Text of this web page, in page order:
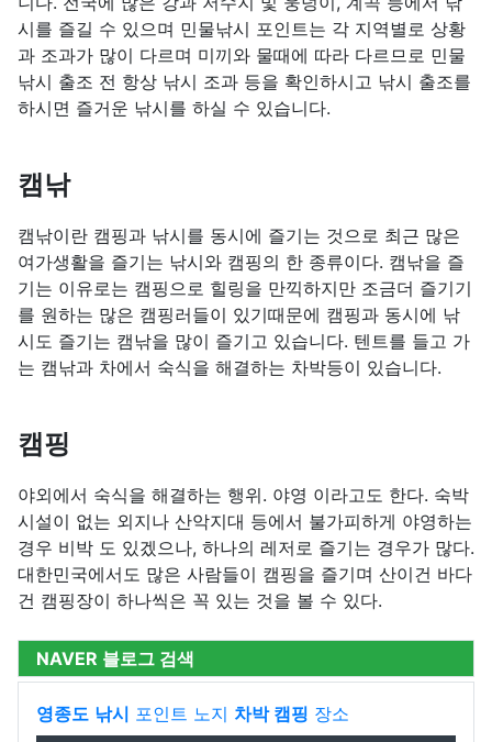
시를 즐길 수 있으며 민물낚시 포인트는 각 지역별로 상황
과 조과가 많이 다르며 미끼와 물때에 따라 다르므로 민물
낚시 출조 전 항상 낚시 조과 등을 확인하시고 낚시 출조를
하시면 즐거운 낚시를 하실 수 있습니다.
캠낚
캠낚이란 캠핑과 낚시를 동시에 즐기는 것으로 최근 많은
여가생활을 즐기는 낚시와 캠핑의 한 종류이다. 캠낚을 즐
기는 이유로는 캠핑으로 힐링을 만끽하지만 조금더 즐기기
를 원하는 많은 캠핑러들이 있기때문에 캠핑과 동시에 낚
시도 즐기는 캠낚을 많이 즐기고 있습니다. 텐트를 들고 가
는 캠낚과 차에서 숙식을 해결하는 차박등이 있습니다.
캠핑
야외에서 숙식을 해결하는 행위. 야영 이라고도 한다. 숙박
시설이 없는 외지나 산악지대 등에서 불가피하게 야영하는
경우 비박 도 있겠으나, 하나의 레저로 즐기는 경우가 많다.
대한민국에서도 많은 사람들이 캠핑을 즐기며 산이건 바다
건 캠핑장이 하나씩은 꼭 있는 것을 볼 수 있다.
NAVER 블로그 검색
영종도 낚시 포인트 노지 차박 캠핑 장소